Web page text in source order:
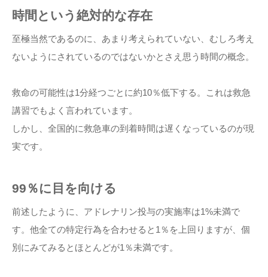
時間という絶対的な存在
至極当然であるのに、あまり考えられていない、むしろ考え
ないようにされているのではないかとさえ思う時間の概念。
救命の可能性は1分経つごとに約10％低下する。これは救急
講習でもよく言われています。
しかし、全国的に救急車の到着時間は遅くなっているのが現
実です。
99％に目を向ける
前述したように、アドレナリン投与の実施率は1%未満で
す。他全ての特定行為を合わせると1％を上回りますが、個
別にみてみるとほとんどが1％未満です。